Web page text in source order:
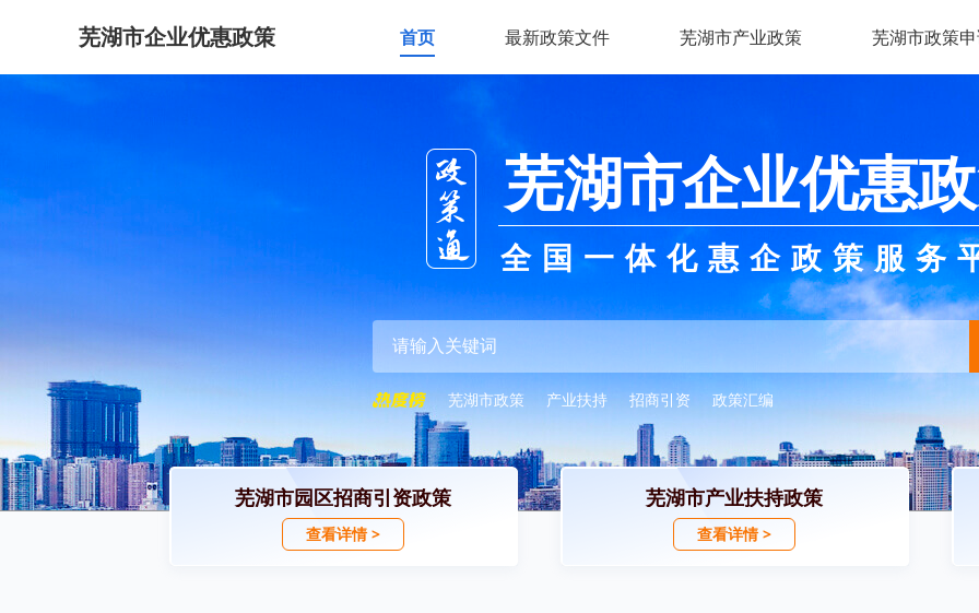
芜湖市企业优惠政策 首页 最新政策文件 芜湖市产业政策 芜湖市政策
芜湖市企业优惠
全国一体化惠企政策服务
芜湖市政策 产业扶持 招商引资 政策汇编
芜湖市园区招商引资政策
查看详情 >
芜湖市产业扶持政策
查看详情 >